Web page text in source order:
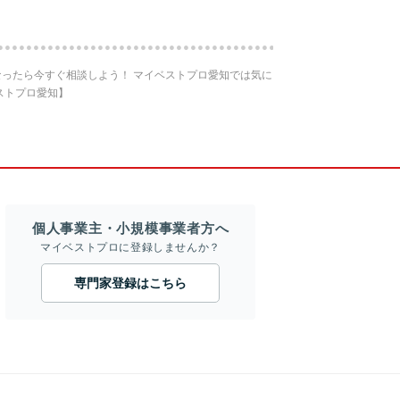
たら今すぐ相談しよう！ マイベストプロ愛知では気に
プロ愛知】
個人事業主・小規模事業者方へ
マイベストプロに登録しませんか？
専門家登録はこちら